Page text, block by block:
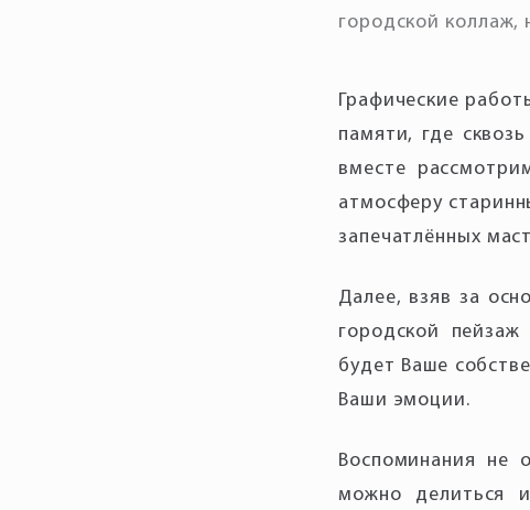
городской коллаж,
Графические
памяти, где
вместе
атмосферу
Далее, взяв за
городской
будет Ваше
Воспоминания не
можно делиться